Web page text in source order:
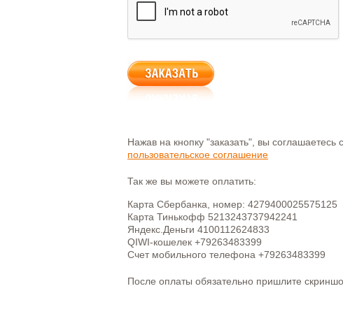
Нажав на кнопку "заказать", вы соглашаетесь
пользовательское соглашение
Так же вы можете оплатить:
Карта Сбербанка, номер: 4279400025575125
Карта Тинькофф 5213243737942241
Яндекс.Деньги 4100112624833
QIWI-кошелек +79263483399
Счет мобильного телефона +79263483399
После оплаты обязательно пришлите